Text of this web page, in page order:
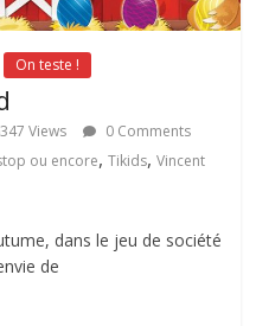
On teste !
Views
0 Comments
ou encore,Tikids,Vincent
dans le jeu de société
de